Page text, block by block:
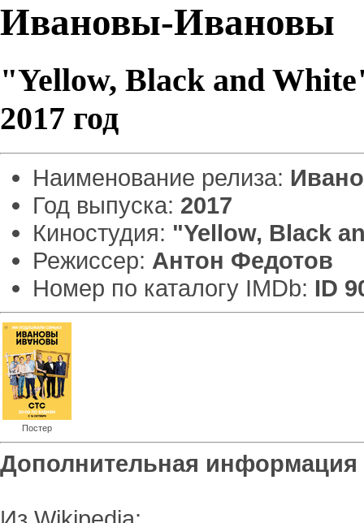
Ивановы-Ивановы
"Yellow, Black and
2017 год
Наименование релиза:
Год выпуска: 2017
Киностудия: "Yellow, Black
Режиссер: Антон Федотов
Номер по каталогу IMDb: ID
Постер
Дополнительная информация